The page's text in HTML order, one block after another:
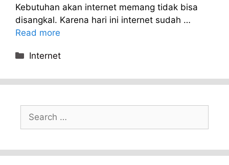
Kebutuhan akan internet memang tidak bisa
disangkal. Karena hari ini internet sudah …
Read more
Categories
Internet
for: